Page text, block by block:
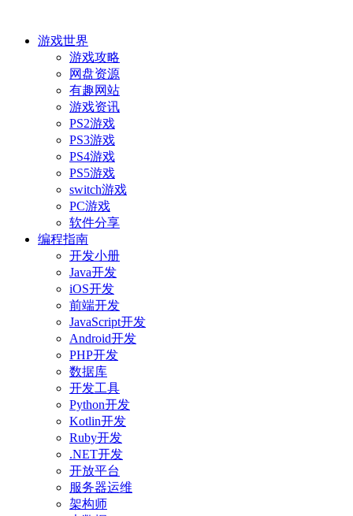
游戏世界
游戏攻略
网盘资源
有趣网站
游戏资讯
PS2游戏
PS3游戏
PS4游戏
PS5游戏
switch游戏
PC游戏
软件分享
编程指南
开发小册
Java开发
iOS开发
前端开发
JavaScript开发
Android开发
PHP开发
数据库
开发工具
Python开发
Kotlin开发
Ruby开发
.NET开发
开放平台
服务器运维
架构师